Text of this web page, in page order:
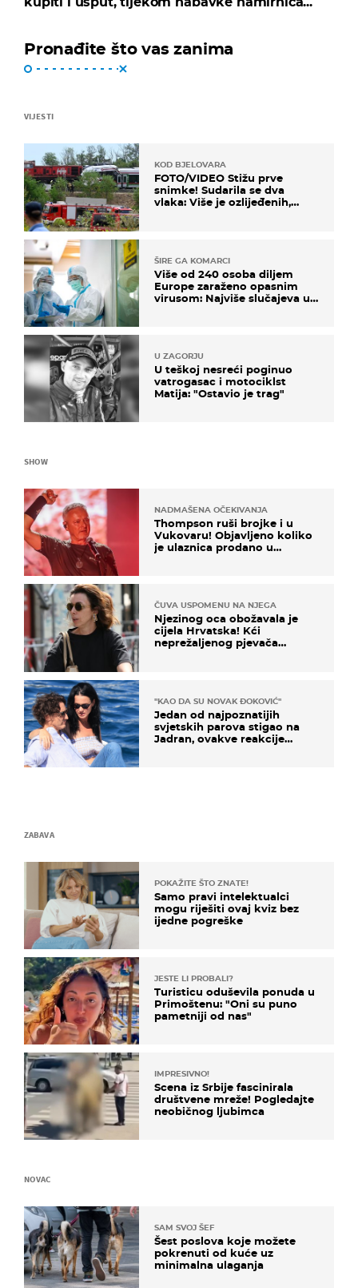
Pronađite što vas zanima
VIJESTI
KOD BJELOVARA
FOTO/VIDEO Stižu prve
snimke! Sudarila se dva
vlaka: Više je ozlijeđenih,
ŠIRE GA KOMARCI
Više od 240 osoba diljem
Europe zaraženo opasnim
virusom: Najviše slučajeva u
U ZAGORJU
U teškoj nesreći poginuo
vatrogasac i motociklst
Matija: "Ostavio je trag"
SHOW
NADMAŠENA OČEKIVANJA
Thompson ruši brojke i u
Vukovaru! Objavljeno koliko
je ulaznica prodano u
ČUVA USPOMENU NA NJEGA
Njezinog oca obožavala je
cijela Hrvatska! Kći
neprežaljenog pjevača
"KAO DA SU NOVAK ĐOKOVIĆ"
Jedan od najpoznatijih
svjetskih parova stigao na
Jadran, ovakve reakcije
ZABAVA
POKAŽITE ŠTO ZNATE!
Samo pravi intelektualci
mogu riješiti ovaj kviz bez
ijedne pogreške
JESTE LI PROBALI?
Turisticu oduševila ponuda u
Primoštenu: "Oni su puno
pametniji od nas"
IMPRESIVNO!
Scena iz Srbije fascinirala
društvene mreže! Pogledajte
neobičnog ljubimca
NOVAC
SAM SVOJ ŠEF
Šest poslova koje možete
pokrenuti od kuće uz
minimalna ulaganja